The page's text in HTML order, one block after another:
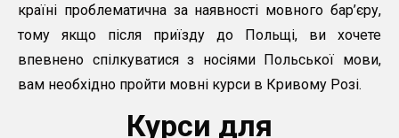
країні проблематична за наявності мовного бар’єру,
тому якщо після приїзду до Польщі, ви хочете
впевнено спілкуватися з носіями Польської мови,
вам необхідно пройти мовні курси в Кривому Розі.
Курси для